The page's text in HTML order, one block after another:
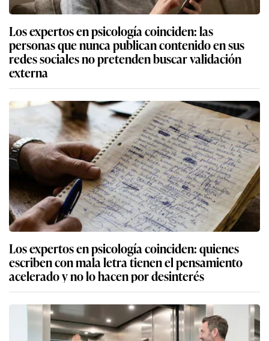
Los expertos en psicología coinciden: las
personas que nunca publican contenido en sus
redes sociales no pretenden buscar validación
externa
Los expertos en psicología coinciden: quienes
escriben con mala letra tienen el pensamiento
acelerado y no lo hacen por desinterés